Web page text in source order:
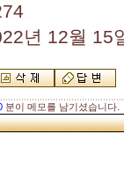
년 12월 15
분이 메모를 남기셨습니다.